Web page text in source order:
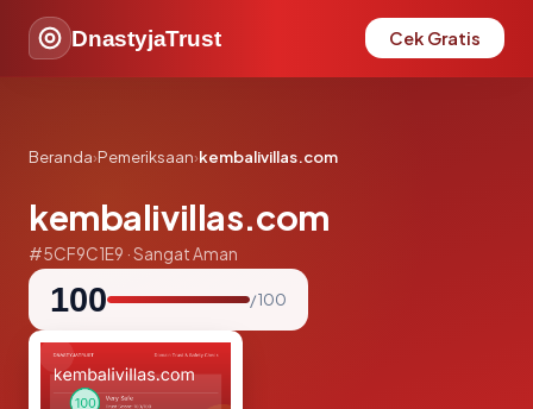
DnastyjaTrust Cek Gratis
Beranda›Pemeriksaan›kembalivillas.com
kembalivillas.com
#5CF9C1E9 · Sangat Aman
100 / 100